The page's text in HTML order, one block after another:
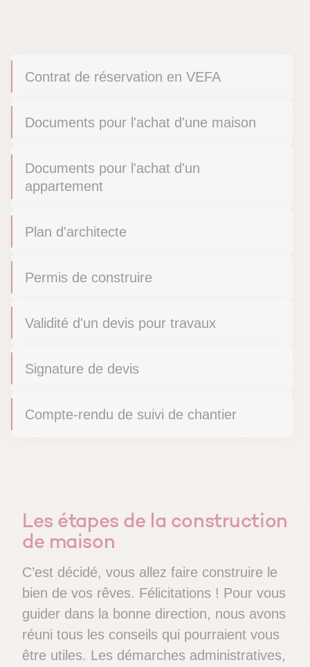
Contrat de réservation en VEFA
Documents pour l'achat d'une maison
Documents pour l'achat d'un
appartement
Plan d'architecte
Permis de construire
Validité d'un devis pour travaux
Signature de devis
Compte-rendu de suivi de chantier
Les étapes de la construction
de maison
C’est décidé, vous allez faire construire le
bien de vos rêves. Félicitations ! Pour vous
guider dans la bonne direction, nous avons
réuni tous les conseils qui pourraient vous
être utiles. Les démarches administratives,